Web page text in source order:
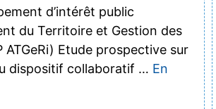
d’intérêt public
du Territoire et Gestion des
ATGeRi) Etude prospective sur
dispositif collaboratif … En